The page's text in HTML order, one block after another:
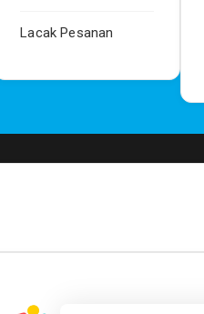
Lacak Pesanan